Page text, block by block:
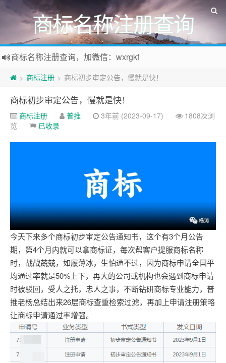
商标名称注册查询
商标名称注册查询，加微信：wxrgkf
商标注册和购买，加微信：wxrgkf
> 商标注册 > 商标初步审定公告，慢就是快！
商标初步审定公告，慢就是快！
商标注册 普推 3年前 (2023-09-17)
1808次浏
览
已收录
今天下来多个商标初步审定公告通知书，这个有3个月公告
期，第4个月内就可以拿商标证，每次帮客户提服商标名称
时，战战兢兢，如履薄冰，生怕通不过，因为商标申请全国平
均通过率就是50%上下，再大的公司或机构也会遇到商标申请
时被驳回，受人之托，忠人之事，不断钻研商标专业能力，普
推老杨总结出来26层商标查重检索过滤，再加上申请注册策略
让商标申请通过率增强。